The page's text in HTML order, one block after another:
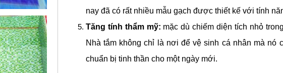
nay đã có rất nhiều mẫu gạch được thiết kế với tính
Tăng tính thẩm mỹ: mặc dù chiếm diện tích nhỏ
Nhà tắm không chỉ là nơi để vệ sinh cá nhân mà nó
chuẩn bị tinh thần cho một ngày mới.